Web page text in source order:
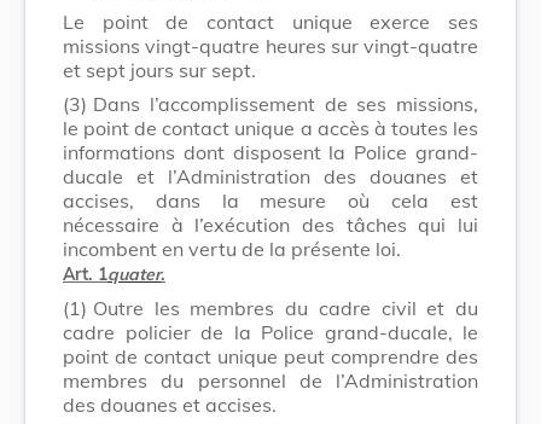
Le point de contact unique exerce ses
missions vingt-quatre heures sur vingt-quatre
et sept jours sur sept.
(3) Dans l’accomplissement de ses missions,
le point de contact unique a accès à toutes les
informations dont disposent la Police grand-
ducale et l’Administration des douanes et
accises, dans la mesure où cela est
nécessaire à l’exécution des tâches qui lui
incombent en vertu de la présente loi.
Art. 1quater.
(1) Outre les membres du cadre civil et du
cadre policier de la Police grand-ducale, le
point de contact unique peut comprendre des
membres du personnel de l’Administration
des douanes et accises.